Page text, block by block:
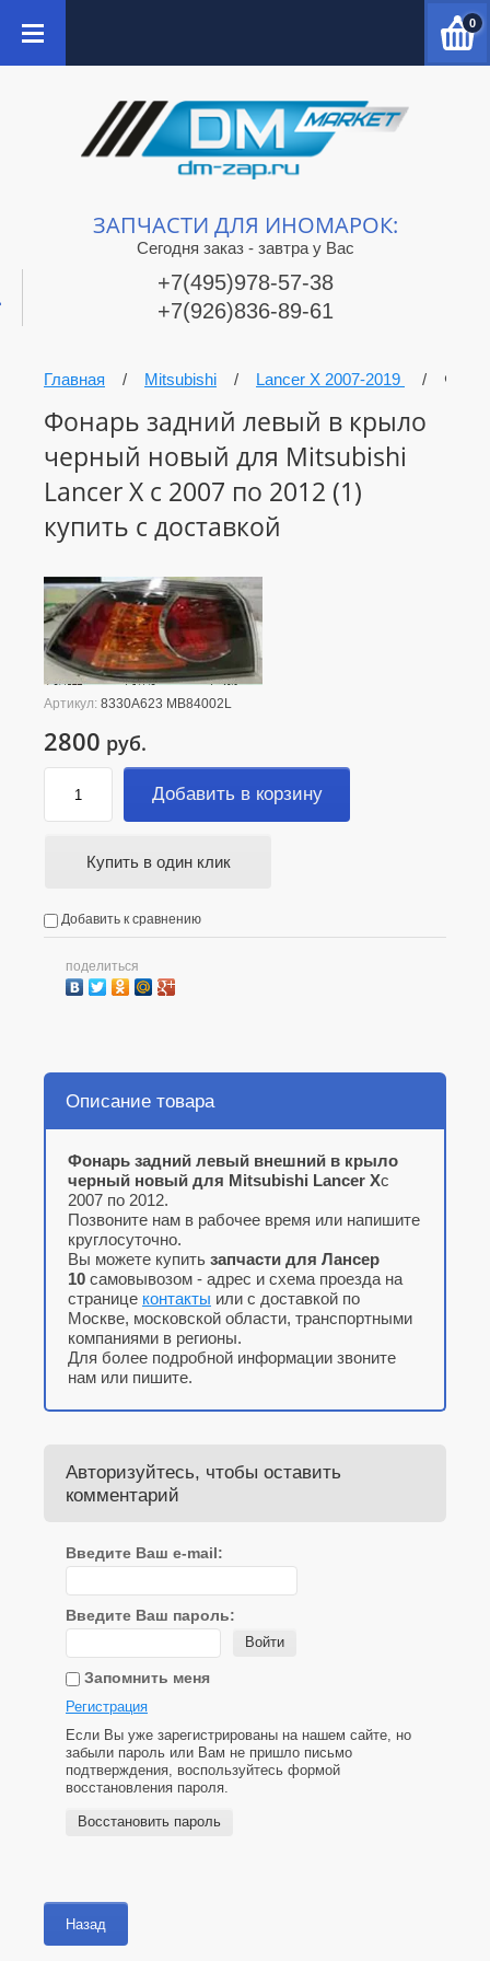
0
ЗАПЧАСТИ ДЛЯ ИНОМАРОК:
Сегодня заказ - завтра у Вас
+7(495)978-57-38
+7(926)836-89-61
Главная / Mitsubishi / Lancer X 2007-2019 /
Фонарь задний левый в крыло
черный новый для Mitsubishi
Lancer X с 2007 по 2012 (1)
купить с доставкой
Артикул: 8330A623 MB84002L
2800 руб.
Добавить в корзину
Купить в один клик
Добавить к сравнению
поделиться
Описание товара
Фонарь задний левый внешний в крыло
черный новый для Mitsubishi Lancer Xс
2007 по 2012.
Позвоните нам в рабочее время или напишите
круглосуточно.
Вы можете купить запчасти для Лансер
10 самовывозом - адрес и схема проезда на
странице контакты или с доставкой по
Москве, московской области, транспортными
компаниями в регионы.
Для более подробной информации звоните
нам или пишите.
Авторизуйтесь, чтобы оставить
комментарий
Введите Ваш e-mail:
Введите Ваш пароль:
Войти
Запомнить меня
Регистрация
Если Вы уже зарегистрированы на нашем сайте, но
забыли пароль или Вам не пришло письмо
подтверждения, воспользуйтесь формой
восстановления пароля.
Восстановить пароль
Назад